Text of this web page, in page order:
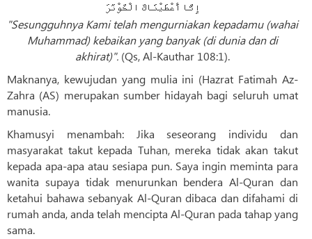
إِنَّا أَعْطَيْنَاكَ الْكَوْثَرَ
"Sesungguhnya Kami telah mengurniakan kepadamu (wahai
Muhammad) kebaikan yang banyak (di dunia dan di
akhirat)". (Qs, Al-Kauthar 108:1).
Maknanya, kewujudan yang mulia ini (Hazrat Fatimah Az-
Zahra (AS) merupakan sumber hidayah bagi seluruh umat
manusia.
Khamusyi menambah: Jika seseorang individu dan
masyarakat takut kepada Tuhan, mereka tidak akan takut
kepada apa-apa atau sesiapa pun. Saya ingin meminta para
wanita supaya tidak menurunkan bendera Al-Quran dan
ketahui bahawa sebanyak Al-Quran dibaca dan difahami di
rumah anda, anda telah mencipta Al-Quran pada tahap yang
sama.